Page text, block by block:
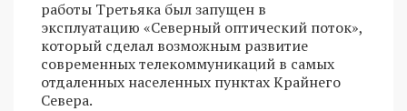
работы Третьяка был запущен в
эксплуатацию «Северный оптический поток»,
который сделал возможным развитие
современных телекоммуникаций в самых
отдаленных населенных пунктах Крайнего
Севера.